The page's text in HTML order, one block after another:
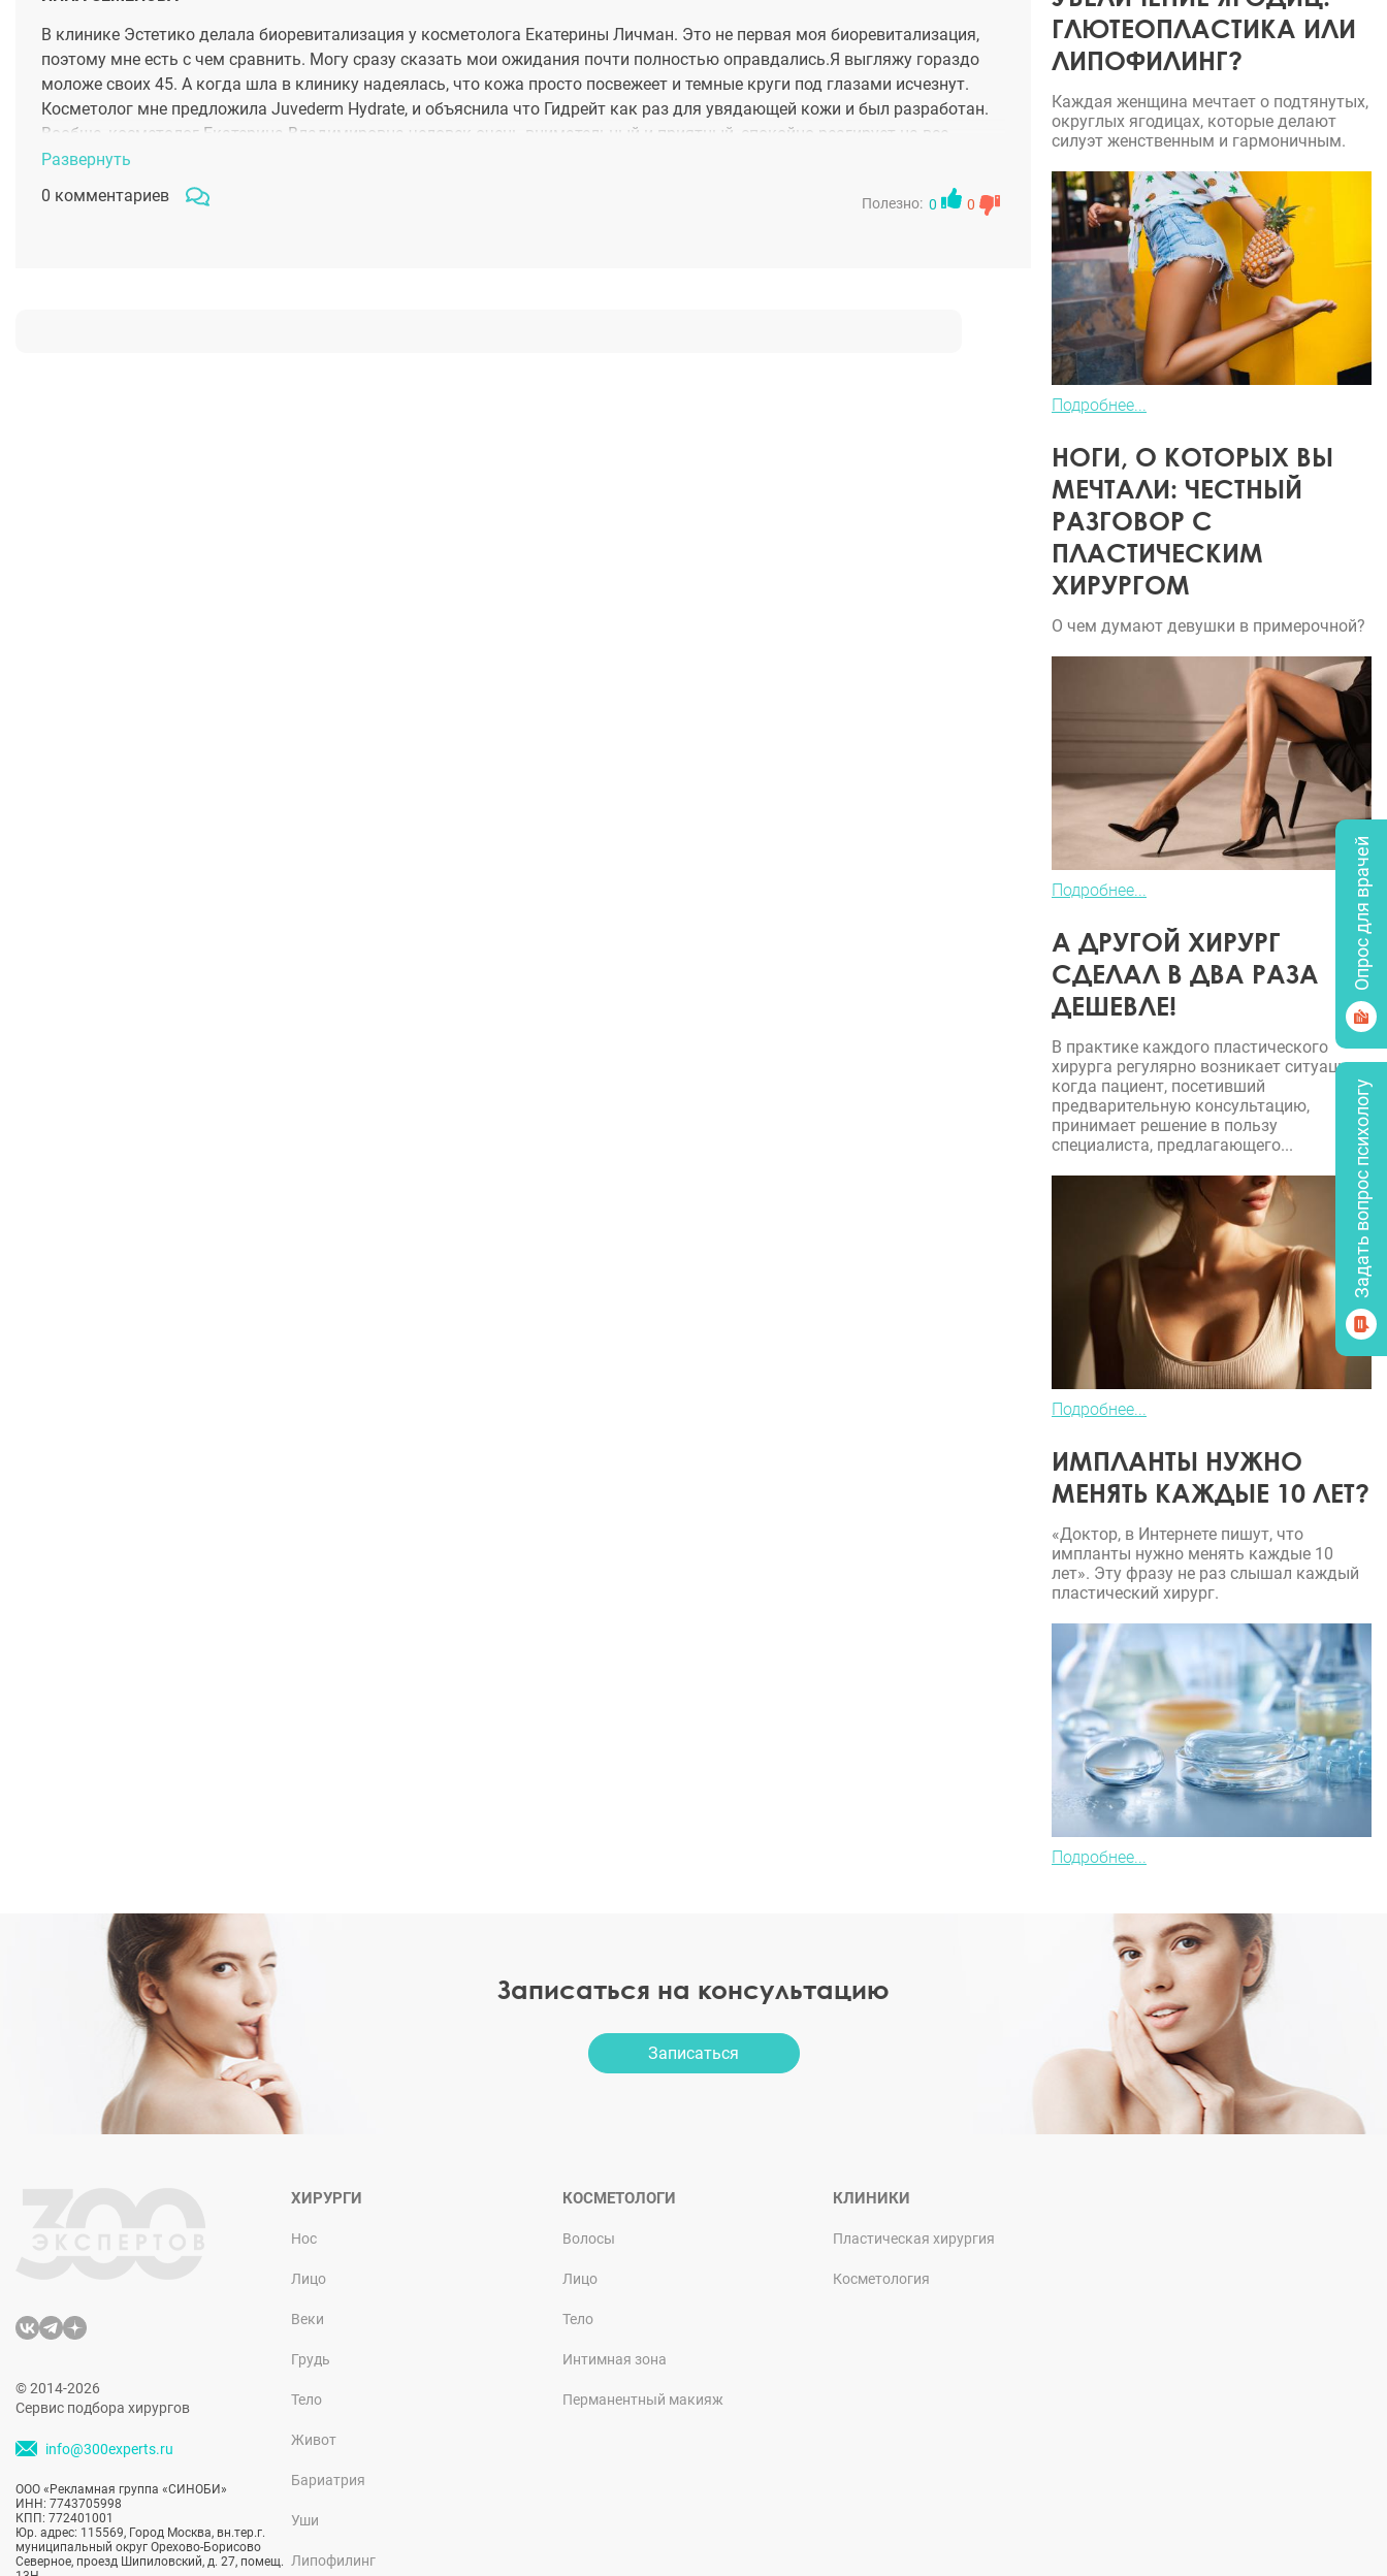
В клинике Эстетико делала биоревитализация у косметолога Екатерины Личман. Это не первая моя биоревитализация,
поэтому мне есть с чем сравнить. Могу сразу сказать мои ожидания почти полностью оправдались.Я выгляжу гораздо
моложе своих 45. А когда шла в клинику надеялась, что кожа просто посвежеет и темные круги под глазами исчезнут.
Косметолог мне предложила Juvederm Hydrate, и объяснила что Гидрейт как раз для увядающей кожи и был разработан.
Вообще, косметолог Екатерина Владимировна человек очень внимательный и приятный, спокойно реагирует на все
вопросы, готова объяснять по нескольку раз все этапы. Это мне как раз очень понравилось. Сама процедура прошла
довольно быстро, я под местной анестезий ничего не чувствовала. К концу недели лицо не просто посвежело, овал лица
подтянулся и довольно заметно. Думаю, что в эту клинику я еще не раз буду обращаться. А косметологу Личман
Развернуть
0 комментариев
Полезно: 0 0
ГЛЮТЕОПЛАСТИКА ИЛИ
ЛИПОФИЛИНГ?
Каждая женщина мечтает о подтянутых,
округлых ягодицах, которые делают
силуэт женственным и гармоничным.
Подробнее...
НОГИ, О КОТОРЫХ ВЫ
МЕЧТАЛИ: ЧЕСТНЫЙ
РАЗГОВОР С
ПЛАСТИЧЕСКИМ
ХИРУРГОМ
О чем думают девушки в примерочной?
Подробнее...
А ДРУГОЙ ХИРУРГ
СДЕЛАЛ В ДВА РАЗА
ДЕШЕВЛЕ!
В практике каждого пластического
хирурга регулярно возникает ситуация,
когда пациент, посетивший
предварительную консультацию,
принимает решение в пользу
специалиста, предлагающего...
Подробнее...
ИМПЛАНТЫ НУЖНО
МЕНЯТЬ КАЖДЫЕ 10 ЛЕТ?
«Доктор, в Интернете пишут, что
импланты нужно менять каждые 10
лет». Эту фразу не раз слышал каждый
пластический хирург.
Подробнее...
Записаться на консультацию
Записаться
© 2014-2026
Сервис подбора хирургов
info@300experts.ru
ООО «Рекламная группа «СИНОБИ»
ИНН: 7743705998
КПП: 772401001
Юр. адрес: 115569, Город Москва, вн.тер.г.
муниципальный округ Орехово-Борисово
Северное, проезд Шипиловский, д. 27, помещ.
ХИРУРГИ
Нос
Лицо
Веки
Грудь
Тело
Живот
Бариатрия
Уши
Липофилинг
КОСМЕТОЛОГИ
Волосы
Лицо
Тело
Интимная зона
Перманентный макияж
КЛИНИКИ
Пластическая хирургия
Косметология
Опрос для врачей
Задать вопрос психологу